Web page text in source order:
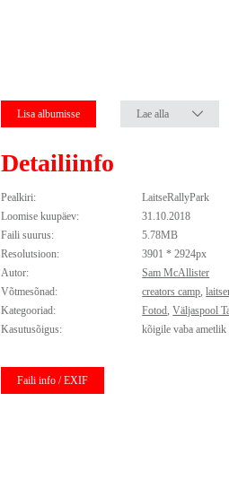
Lisa albumisse Lae alla
Detailiinfo
Pealkiri:
LaitseRallyPark
Loomise kuupäev:
31.10.2018
Faili suurus:
5.78MB
Resolutsioon:
3901 * 2924px
Autor:
Sam McAllister
Võtmesõnad:
creators camp,
Kategooriad:
Fotod,Väljaspool
Kasutusõigus:
kõigile vaba
Faili info / EXIF